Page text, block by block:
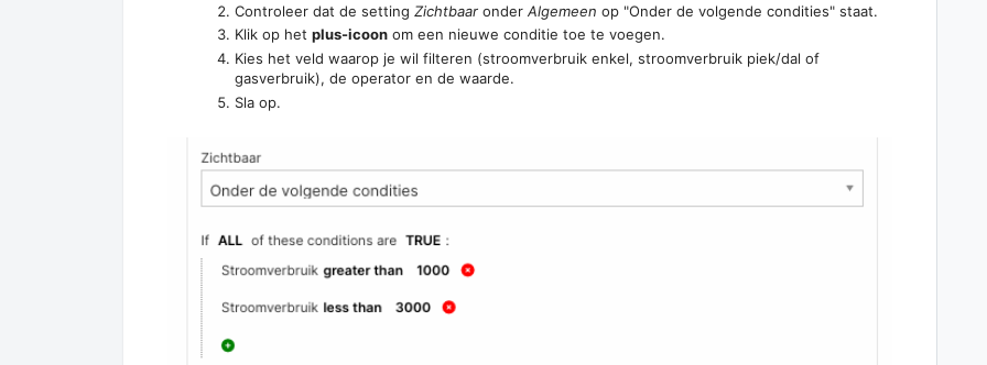
Controleer dat de setting Zichtbaar onder Algemeen op "Onder de volgende condities" staat.
Klik op het plus-icoon om een nieuwe conditie toe te voegen.
Kies het veld waarop je wil filteren (stroomverbruik enkel, stroomverbruik piek/dal of
gasverbruik), de operator en de waarde.
Sla op.